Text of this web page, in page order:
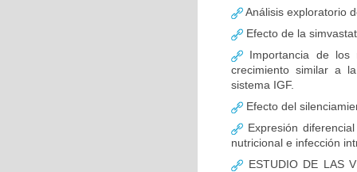
Análisis exploratorio
Efecto de la
Importancia de los
crecimiento similar a
sistema IGF.
Efecto del
Expresión
nutricional e infección
ESTUDIO DE LAS